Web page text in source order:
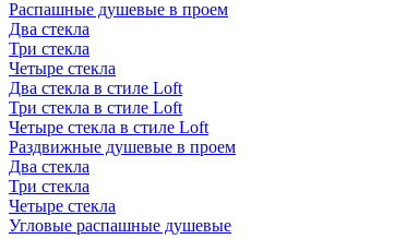
Распашные душевые в проем
Два стекла
Три стекла
Четыре стекла
Два стекла в стиле Loft
Три стекла в стиле Loft
Четыре стекла в стиле Loft
Раздвижные душевые в проем
Два стекла
Три стекла
Четыре стекла
Угловые распашные душевые